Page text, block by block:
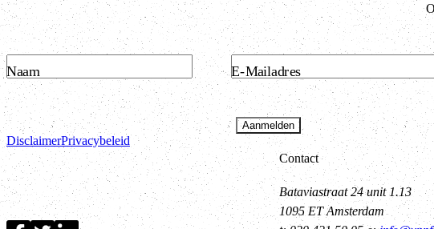
Naam E-Mailadres
Aanmelden
DisclaimerPrivacybeleid
Contact
Bataviastraat 24 unit 1.13
1095 ET Amsterdam